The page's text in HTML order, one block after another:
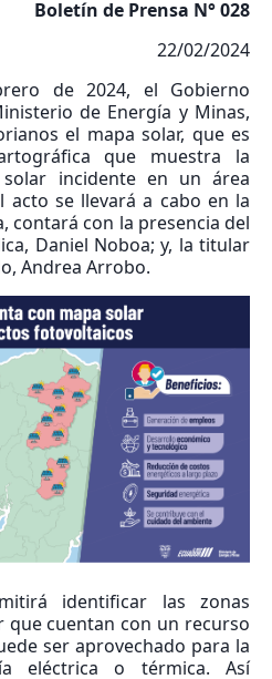
Boletín de Prensa N°028
22/02/2024
de 2024, el Gobierno
de Energía y Minas,
el mapa solar, que es
que muestra la
incidente en un área
acto se llevará a cabo en la
contará con la presencia del
Daniel Noboa; y, la titular
Andrea Arrobo.
identificar las zonas
que cuentan con un recurso
ser aprovechado para la
eléctrica o térmica. Así